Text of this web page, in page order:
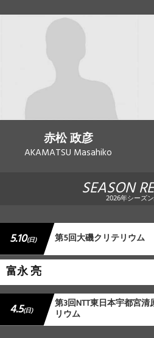
赤松 政彦
AKAMATSU Masahiko
SEASON
2026年シーズ
5.10(日) 第5回大磯クリテリウム
富永 亮
4.5(日) 第3回NTT東日本宇都宮清
リウム